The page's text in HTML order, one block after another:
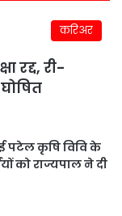
करिअर
रद्द, री-
पटेल कृषि विवि के
को राज्यपाल ने दी